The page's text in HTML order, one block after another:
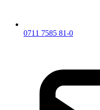
0711 7585 81-0